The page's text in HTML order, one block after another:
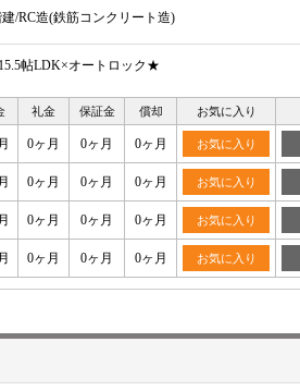
建/RC造(鉄筋コンクリート造)
帖LDK×オートロック★
礼金 保証金 償却 お気に入り
0ヶ月 0ヶ月 0ヶ月 お気に入り
0ヶ月 0ヶ月 0ヶ月 お気に入り
0ヶ月 0ヶ月 0ヶ月 お気に入り
0ヶ月 0ヶ月 0ヶ月 お気に入り